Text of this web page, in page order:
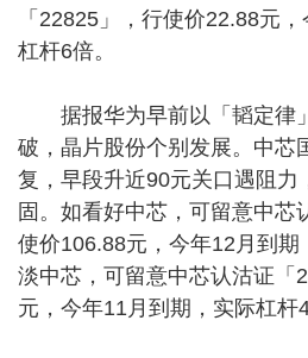
「22825」，行使价22.88元
杠杆6倍。
据报华为早前以「韬定律
破，晶片股份个别发展。中芯
复，早段升近90元关口遇阻力
固。如看好中芯，可留意中芯
使价106.88元，今年12月到
淡中芯，可留意中芯认沽证「
元，今年11月到期，实际杠杆4